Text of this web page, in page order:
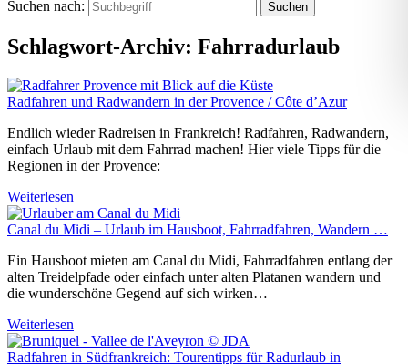
Suchen nach:
Schlagwort-Archiv: Fahrradurlaub
Radfahren und Radwandern in der Provence / Côte d’Azur
Endlich wieder Radreisen in Frankreich! Radfahren, Radwandern,
einfach Urlaub mit dem Fahrrad machen! Hier viele Tipps für die
Regionen in der Provence:
Weiterlesen
Canal du Midi – Urlaub im Hausboot, Fahrradfahren, Wandern …
Ein Hausboot mieten am Canal du Midi, Fahrradfahren entlang der
alten Treidelpfade oder einfach unter alten Platanen wandern und
die wunderschöne Gegend auf sich wirken…
Weiterlesen
Radfahren in Südfrankreich: Tourentipps für Radurlaub in